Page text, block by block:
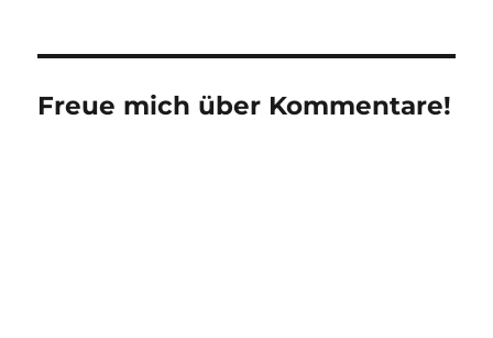
Freue mich über Kommentare!